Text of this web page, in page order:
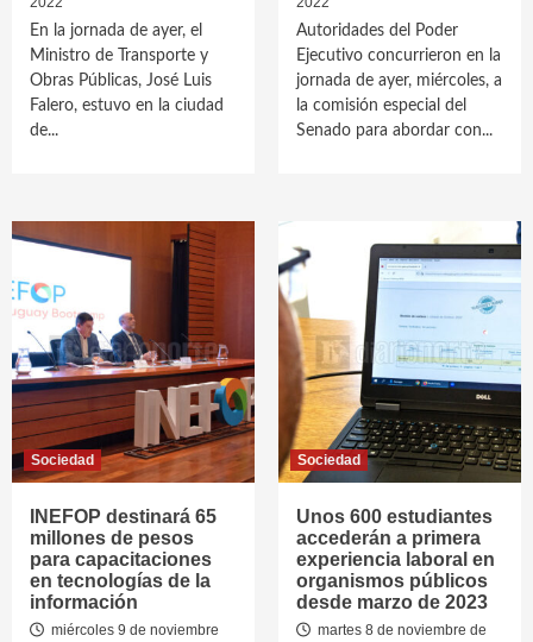
En la jornada de ayer, el
Ministro de Transporte y
Obras Públicas, José Luis
Falero, estuvo en la ciudad
de...
Autoridades del Poder
Ejecutivo concurrieron en la
jornada de ayer, miércoles, a
la comisión especial del
Senado para abordar con...
Sociedad
INEFOP destinará 65
millones de pesos
para capacitaciones
en tecnologías de la
información
miércoles 9 de noviembre
Sociedad
Unos 600 estudiantes
accederán a primera
experiencia laboral en
organismos públicos
desde marzo de 2023
martes 8 de noviembre de